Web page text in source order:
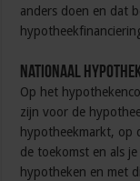
anders doen en dat
Nationaal
Op het
zijn voor de
hypotheekmarkt, op
de toekomst en als
hypotheken en met